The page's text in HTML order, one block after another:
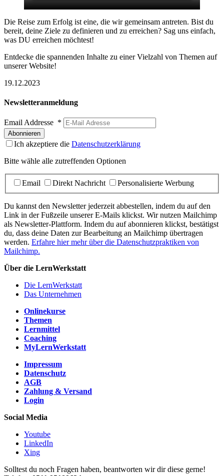
Die Reise zum Erfolg ist eine, die wir gemeinsam antreten. Bist du
bereit, deine Ziele zu definieren und zu erreichen? Sag uns einfach,
was DU erreichen möchtest!
Entdecke die spannenden Inhalte zu einer Vielzahl von Themen auf
unserer Website!
19.12.2023
Newsletteranmeldung
Email Addresse *
Ich akzeptiere die Datenschutzerklärung
Bitte wähle alle zutreffenden Optionen
Email Direkt Nachricht Personalisierte Werbung
Du kannst den Newsletter jederzeit abbestellen, indem du auf den
Link in der Fußzeile unserer E-Mails klickst. Wir nutzen Mailchimp
als Newsletter-Plattform. Indem du auf abonnieren klickst, bestätigst
du, dass deine Daten zur Bearbeitung an Mailchimp übertragen
werden. Erfahre hier mehr über die Datenschutzpraktiken von
Mailchimp.
Über die LernWerkstatt
Die LernWerkstatt
Das Unternehmen
Onlinekurse
Themen
Lernmittel
Coaching
MyLernWerkstatt
Impressum
Datenschutz
AGB
Zahlung & Versand
Login
Social Media
Youtube
LinkedIn
Xing
Solltest du noch Fragen haben, beantworten wir dir diese gerne!